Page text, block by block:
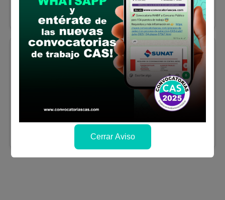
Finalizó el:09/01/2025
Más información
Cusco
RESPONSABLE DEL
PROGRAMA DEL VASO DE LECHE
Bachiller en Enfermería y/o
Sueldo:2700
Finalizó el:09/01/2025
Más informaciónCerrar Aviso